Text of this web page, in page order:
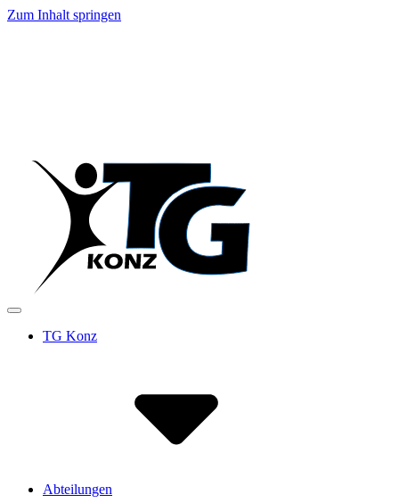
Zum Inhalt springen
TG Konz
Abteilungen